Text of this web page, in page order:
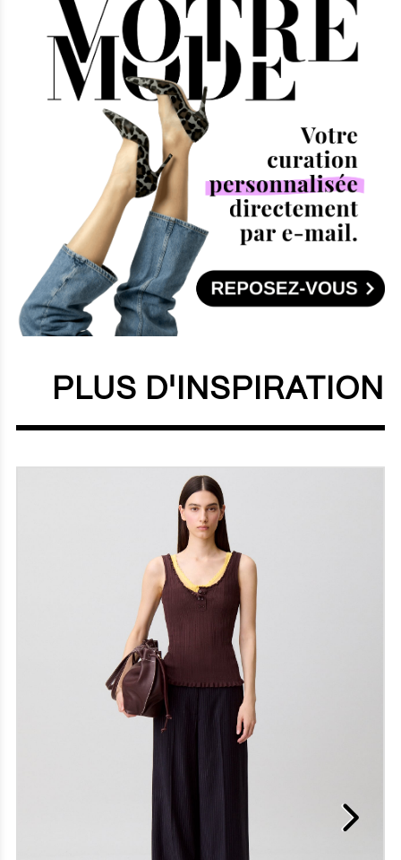
sur le prix. Ce dernier est mentionné à titre indicatif et peut varier
en fonction des promotions en cours.
PLUS D'INSPIRATION